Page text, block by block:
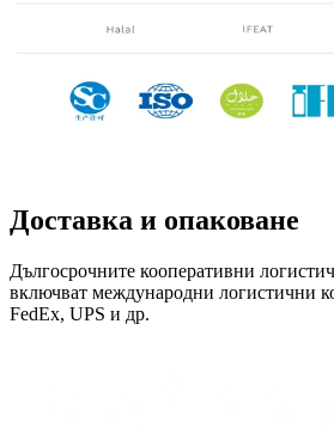
Доставка и опаковане
Дългосрочните кооперативни
включват международни логистични
FedEx, UPS и др.